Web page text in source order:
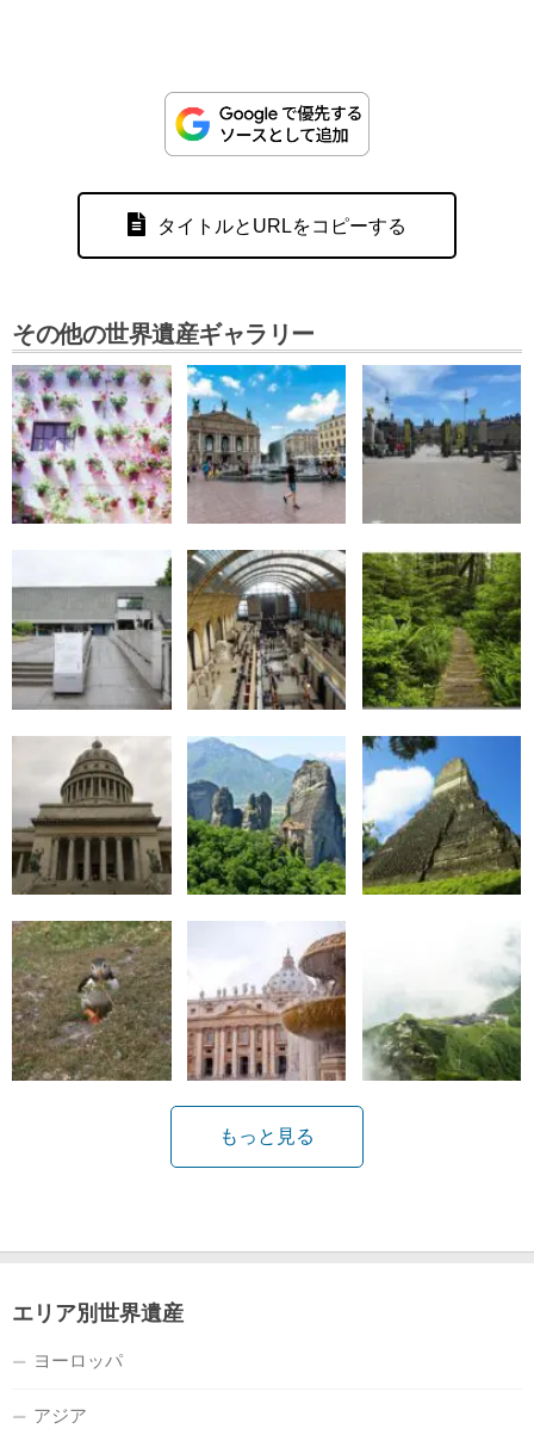
タイトルとURLをコピーする
その他の世界遺産ギャラリー
もっと見る
エリア別世界遺産
ヨーロッパ
アジア